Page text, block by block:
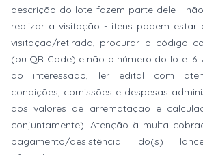
descrição do lote fazem parte dele -
realizar a visitação - itens podem estar
visitação/retirada, procurar o código
(ou QR Code) e não o número do lote.
do interessado, ler edital com
condições, comissões e despesas
aos valores de arrematação e
conjuntamente)! Atenção à multa
pagamento/desistência do(s)